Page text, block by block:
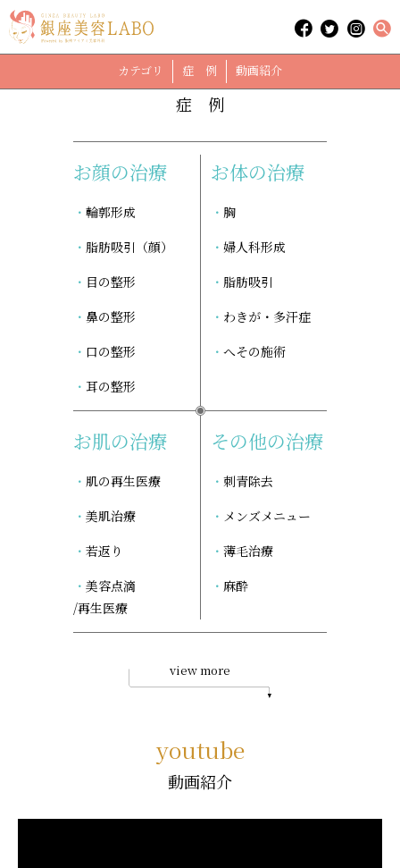
カテゴリ 症 例 動画紹介
「フェイスライン」に関する記事
case
症 例
お顔の治療
輪郭形成
脂肪吸引（顔）
目の整形
鼻の整形
口の整形
耳の整形
お体の治療
胸
婦人科形成
脂肪吸引
わきが・多汗症
へその施術
お肌の治療
肌の再生医療
美肌治療
若返り
美容点滴
/再生医療
その他の治療
刺青除去
メンズメニュー
薄毛治療
麻酔
view more
youtube
動画紹介